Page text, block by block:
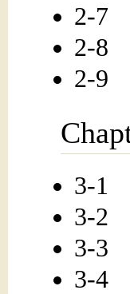
2-7
2-8
2-9
3-1
3-2
3-3
3-4